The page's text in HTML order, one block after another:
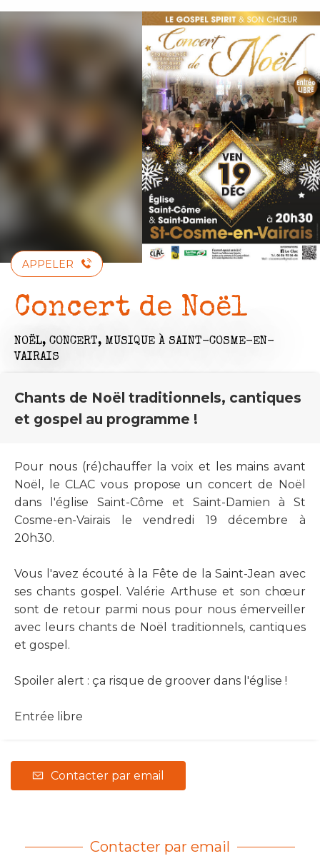
Aller
APPELER
Concert de Noël
NOËL, CONCERT, MUSIQUE À SAINT-COSME-EN-
VAIRAIS
Chants de Noël traditionnels, cantiques
et gospel au programme !
Pour nous (ré)chauffer la voix et les mains avant
Noël, le CLAC vous propose un concert de Noël
dans l'église Saint-Côme et Saint-Damien à St
Cosme-en-Vairais le vendredi 19 décembre à
20h30.
Vous l'avez écouté à la Fête de la Saint-Jean avec
ses chants gospel. Valérie Arthuse et son chœur
sont de retour parmi nous pour nous émerveiller
avec leurs chants de Noël traditionnels, cantiques
et gospel.
Spoiler alert : ça risque de groover dans l'église !
Entrée libre
Contacter par email
Contacter par email